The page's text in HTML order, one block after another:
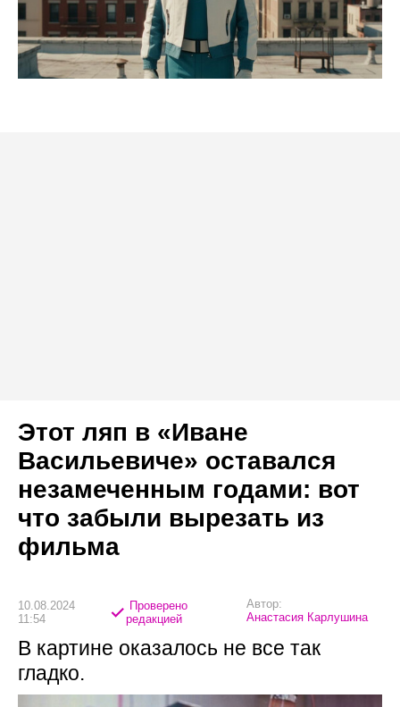
Этот ляп в «Иване
Васильевиче» оставался
незамеченным годами: вот
что забыли вырезать из
фильма
10.08.2024
11:54
Проверено
редакцией
Автор:
Анастасия Карлушина
В картине оказалось не все так
гладко.